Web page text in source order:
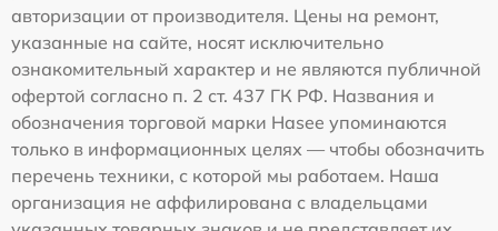
авторизации от производителя. Цены на ремонт,
указанные на сайте, носят исключительно
ознакомительный характер и не являются публичной
офертой согласно п. 2 ст. 437 ГК РФ. Названия и
обозначения торговой марки Hasee упоминаются
только в информационных целях — чтобы обозначить
перечень техники, с которой мы работаем. Наша
организация не аффилирована с владельцами